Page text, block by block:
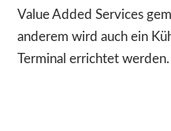
Value Added Services
anderem wird auch ein
Terminal errichtet werden.